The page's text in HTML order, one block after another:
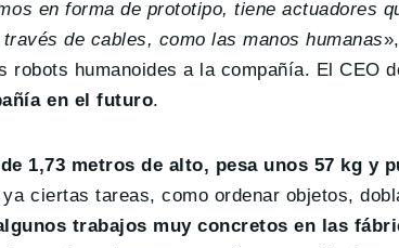
en forma de prototipo, tiene actuadores
de cables, como las manos humanas
humanoides a la compañía. El CEO
en el futuro.
1,73 metros de alto, pesa unos 57 kg y
ciertas tareas, como ordenar objetos,
trabajos muy concretos en las